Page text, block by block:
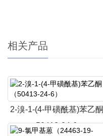
相关产品
2-溴-1-(4-甲磺酰基)苯乙酮
（50413-24-6）